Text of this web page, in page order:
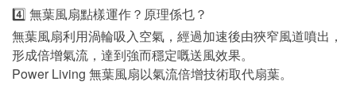
4️⃣ 無葉風扇點樣運作？原理係乜？
無葉風扇利用渦輪吸入空氣，經過加速後由狹窄風道噴出，
形成倍增氣流，達到強而穩定嘅送風效果。
Power Living 無葉風扇以氣流倍增技術取代扇葉。